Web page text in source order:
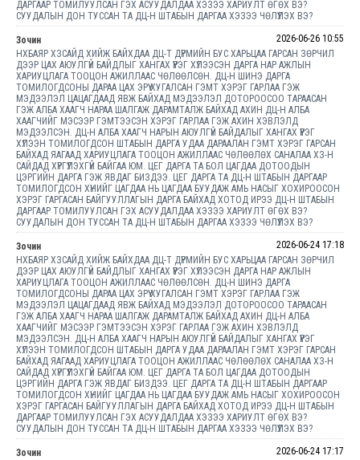
ДАРГААР ТОМИЛУУЛСАН ГЭХ АСУУДАЛДАА ХЭЗЭЭ ХАРИУЛТ ӨГӨХ ВЭ?
СУУДАЛЫН ДОН ТУССАН ТА ДЦ-Н ШТАБЫН ДАРГАА ХЭЗЭЭ ЧӨЛҮҮЛЭХ ВЭ?
Зочин
2026-06-26 10:55
НХБАЯР ХЗСАЙД ХИЙЖ БАЙХДАА ДЦ-Т ДҮРМИЙН БУС ХАРЬЦАА ГАРСАН ЗӨРЧИЛ
ДЭЭР ЦАХ АЮУЛГҮЙ БАЙДЛЫГ ХАНГАХ ҮҮРЭГ ХҮЛЭЭСЭН ДАРГА НАР АЖЛЫН
ХАРИУЦЛАГА ТООЦОН АЖИЛЛААС ЧӨЛӨӨЛСӨН. ДЦ-Н ШИНЭ ДАРГА
ТОМИЛОГДСОНЫ ДАРАА ЦАХ ЭРҮҮ ХУГАЛСАН ГЭМТ ХЭРЭГ ГАРЛАА ГЭЖ
МЭДЭЭЛЭЛ ЦАЦАГДААД ЯВЖ БАЙХАД МЭДЭЭЛЭЛ ДОТОРООСОО ТАРААСАН
ГЭЖ АЛБА ХААГЧ НАРАА ШАЛГАЖ ДАРАМТАЛЖ БАЙХАД АХИН ДЦ-Н АЛБА
ХААГЧИЙГ МЭСЭЭР ГЭМТЭЭСЭН ХЭРЭГ ГАРЛАА ГЭЖ АХИН ХЭВЛЭЛД
МЭДЭЭЛСЭН. ДЦ-Н АЛБА ХААГЧ НАРЫН АЮУЛГҮЙ БАЙДАЛЫГ ХАНГАХ ҮҮРЭГ
ХҮЛЭЭН ТОМИЛОГДСОН ШТАБЫН ДАРГА УДАА ДАРААЛАН ГЭМТ ХЭРЭГ ГАРСАН
БАЙХАД ЯАГААД ХАРИУЦЛАГА ТООЦОН АЖИЛЛААС ЧӨЛӨӨЛӨХ САНАЛАА ХЗ-Н
САЙДАД ХҮРГҮҮЛЭХГҮЙ БАЙГАА ЮМ. ЦЕГ ДАРГА ТА БОЛ ЦАГДАА ДОТООДЫН
ЦЭРГИЙН ДАРГА ГЭЖ ЯВДАГ БИЗДЭЭ. ЦЕГ ДАРГА ТА ДЦ-Н ШТАБЫН ДАРГААР
ТОМИЛОГДСОН ХҮНИЙГ ЦАГДАА НЬ ЦАГДАА БУУДАЖ АМЬ НАСЫГ ХОХИРООСОН
ХЭРЭГ ГАРГАСАН БАЙГУУЛЛАГЫН ДАРГА БАЙХАД ХОТОД ИРЭЭ ДЦ-Н ШТАБЫН
ДАРГААР ТОМИЛУУЛСАН ГЭХ АСУУДАЛДАА ХЭЗЭЭ ХАРИУЛТ ӨГӨХ ВЭ?
СУУДАЛЫН ДОН ТУССАН ТА ДЦ-Н ШТАБЫН ДАРГАА ХЭЗЭЭ ЧӨЛҮҮЛЭХ ВЭ?
Зочин
2026-06-24 17:18
НХБАЯР ХЗСАЙД ХИЙЖ БАЙХДАА ДЦ-Т ДҮРМИЙН БУС ХАРЬЦАА ГАРСАН ЗӨРЧИЛ
ДЭЭР ЦАХ АЮУЛГҮЙ БАЙДЛЫГ ХАНГАХ ҮҮРЭГ ХҮЛЭЭСЭН ДАРГА НАР АЖЛЫН
ХАРИУЦЛАГА ТООЦОН АЖИЛЛААС ЧӨЛӨӨЛСӨН. ДЦ-Н ШИНЭ ДАРГА
ТОМИЛОГДСОНЫ ДАРАА ЦАХ ЭРҮҮ ХУГАЛСАН ГЭМТ ХЭРЭГ ГАРЛАА ГЭЖ
МЭДЭЭЛЭЛ ЦАЦАГДААД ЯВЖ БАЙХАД МЭДЭЭЛЭЛ ДОТОРООСОО ТАРААСАН
ГЭЖ АЛБА ХААГЧ НАРАА ШАЛГАЖ ДАРАМТАЛЖ БАЙХАД АХИН ДЦ-Н АЛБА
ХААГЧИЙГ МЭСЭЭР ГЭМТЭЭСЭН ХЭРЭГ ГАРЛАА ГЭЖ АХИН ХЭВЛЭЛД
МЭДЭЭЛСЭН. ДЦ-Н АЛБА ХААГЧ НАРЫН АЮУЛГҮЙ БАЙДАЛЫГ ХАНГАХ ҮҮРЭГ
ХҮЛЭЭН ТОМИЛОГДСОН ШТАБЫН ДАРГА УДАА ДАРААЛАН ГЭМТ ХЭРЭГ ГАРСАН
БАЙХАД ЯАГААД ХАРИУЦЛАГА ТООЦОН АЖИЛЛААС ЧӨЛӨӨЛӨХ САНАЛАА ХЗ-Н
САЙДАД ХҮРГҮҮЛЭХГҮЙ БАЙГАА ЮМ. ЦЕГ ДАРГА ТА БОЛ ЦАГДАА ДОТООДЫН
ЦЭРГИЙН ДАРГА ГЭЖ ЯВДАГ БИЗДЭЭ. ЦЕГ ДАРГА ТА ДЦ-Н ШТАБЫН ДАРГААР
ТОМИЛОГДСОН ХҮНИЙГ ЦАГДАА НЬ ЦАГДАА БУУДАЖ АМЬ НАСЫГ ХОХИРООСОН
ХЭРЭГ ГАРГАСАН БАЙГУУЛЛАГЫН ДАРГА БАЙХАД ХОТОД ИРЭЭ ДЦ-Н ШТАБЫН
ДАРГААР ТОМИЛУУЛСАН ГЭХ АСУУДАЛДАА ХЭЗЭЭ ХАРИУЛТ ӨГӨХ ВЭ?
СУУДАЛЫН ДОН ТУССАН ТА ДЦ-Н ШТАБЫН ДАРГАА ХЭЗЭЭ ЧӨЛҮҮЛЭХ ВЭ?
Зочин
2026-06-24 17:17